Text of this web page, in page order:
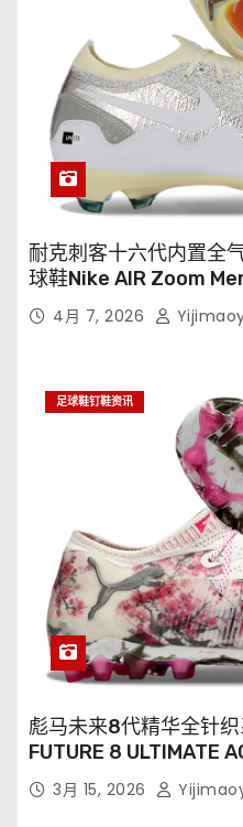
耐克刺客十六代内置全
球鞋Nike AIR Zoom
XXV FG35-45
4月 7, 2026
足球鞋钉鞋资讯
彪马未来8代精华全针
FUTURE 8 ULTIMATE
3月 15, 2026